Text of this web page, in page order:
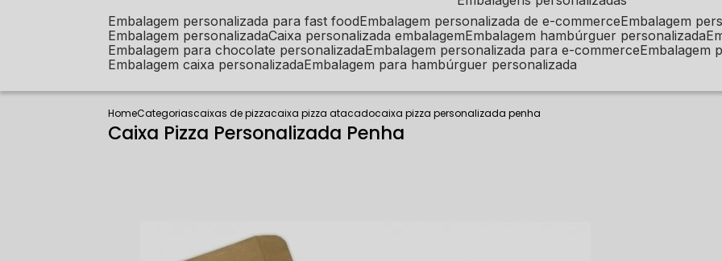
embalagem personalizada para fast food embalagem personalizada de e-commerce embalagem
embalagem personalizada caixa personalizada embalagem embalagem hambúrguer personalizada
embalagem para chocolate personalizada embalagem personalizada para e-commerce embalagem
embalagem caixa personalizada embalagem para hambúrguer personalizada
HomeCategoriascaixas de pizzacaixa pizza atacadocaixa pizza personalizada penha
Caixa Pizza Personalizada Penha